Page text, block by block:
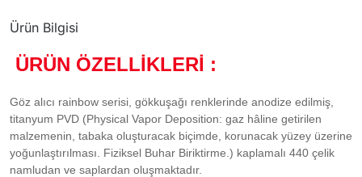
Ürün Bilgisi
ÜRÜN ÖZELLİKLERİ :
Göz alıcı rainbow serisi, gökkuşağı renklerinde anodize edilmiş,
titanyum PVD (Physical Vapor Deposition: gaz hâline getirilen
malzemenin, tabaka oluşturacak biçimde, korunacak yüzey üzerine
yoğunlaştırılması. Fiziksel Buhar Biriktirme.) kaplamalı 440 çelik
namludan ve saplardan oluşmaktadır.